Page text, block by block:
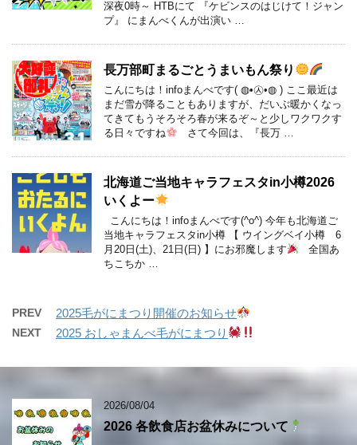
深夜0時～ HTBにて 『ケビンスのはじけて！ジャン
プ』 にまんべくんが出演い …
長万部町まるごとうまいもん祭り
こんにちは！infoまんべです( ◍•㉦•◍ ) ここ最近は
まだ雪が降ることもありますが、だいぶ暖かくなっ
てきてもうそろそろ春が来るぞ～と少しワクワクす
る日々ですね
さて今回は、『長万 …
北海道ご当地キャラフェスタin小樽2026
いくよー
こんにちは！infoまんべです(^o^) 今年も北海道ご
当地キャラフェスタin小樽 【 ウイングベイ小樽 6
月20日(土)、21日(日) 】にお邪魔します
全国あ
ちこちか …
PREV 2025毛がにまつり開催のお知らせ
NEXT 2025 おしゃまんべ毛がにまつり
2026/08/04
2026 各飲食店お盆休みについて